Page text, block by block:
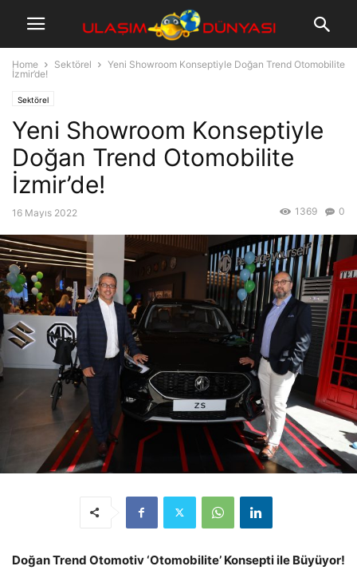
Home Sektörel
Yeni Showroom Konseptiyle Doğan Trend Otomobilite
İzmir’de!
Sektörel
Yeni Showroom Konseptiyle
Doğan Trend Otomobilite
İzmir’de!
16 Mayıs 2022 0
1369
Doğan Trend Otomotiv ‘Otomobilite’ Konsepti ile Büyüyor!